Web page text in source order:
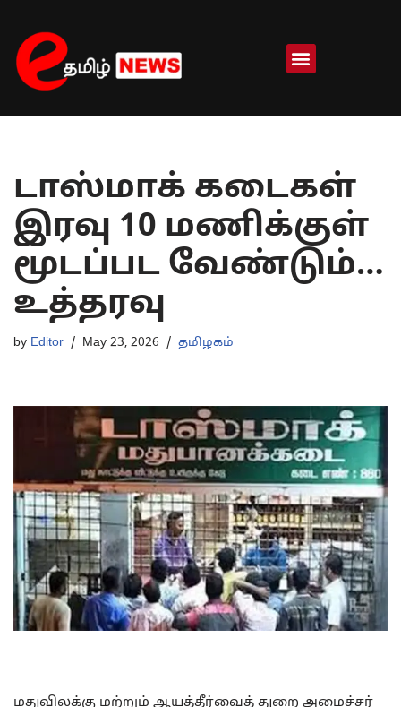
Skip
to
content
டாஸ்மாக் கடைகள்
இரவு 10 மணிக்குள்
மூடப்பட வேண்டும்…
உத்தரவு
by Editor May 23, 2026 தமிழகம்
மதுவிலக்கு மற்றும் ஆயத்தீர்வைத் துறை அமைச்சர்